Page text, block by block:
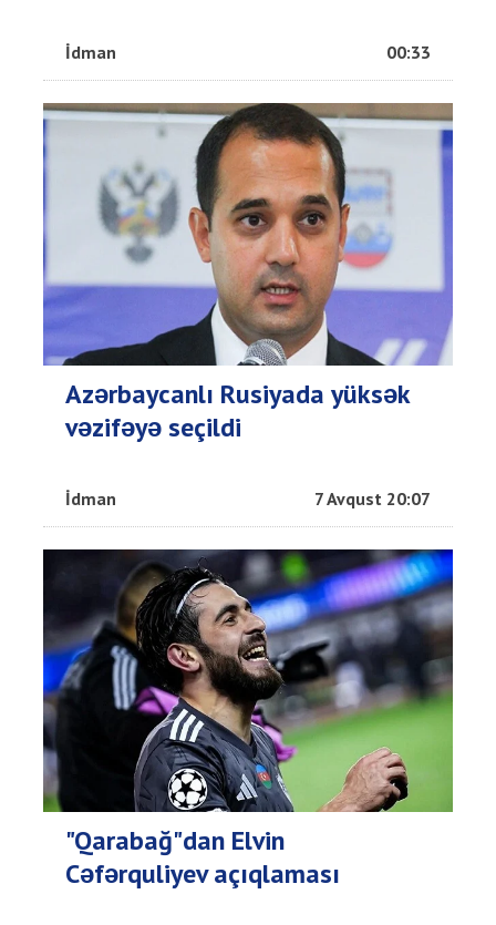
İdman 00:33
Azərbaycanlı Rusiyada yüksək
vəzifəyə seçildi
İdman 7 Avqust 20:07
"Qarabağ"dan Elvin
Cəfərquliyev açıqlaması